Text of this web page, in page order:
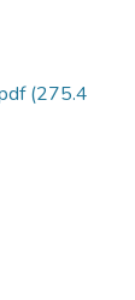
(275.4